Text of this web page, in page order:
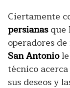
Ciertamente
persianasque
operadores de
San Antoniole
técnico
sus deseos y